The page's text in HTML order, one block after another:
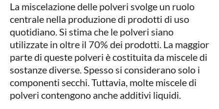
La miscelazione delle polveri svolge un ruolo
centrale nella produzione di prodotti di uso
quotidiano. Si stima che le polveri siano
utilizzate in oltre il 70% dei prodotti. La maggior
parte di queste polveri è costituita da miscele di
sostanze diverse. Spesso si considerano solo i
componenti secchi. Tuttavia, molte miscele di
polveri contengono anche additivi liquidi.